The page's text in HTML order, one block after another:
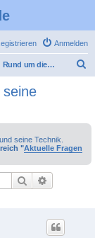
Anmelden
Rund um dieses Forum
seine Technik.
"Aktuelle Fragen
Suche